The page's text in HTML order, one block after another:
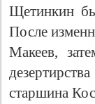
Щетинкин
После
Макеев,
старшина